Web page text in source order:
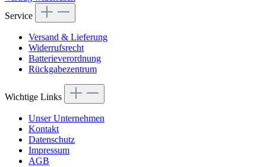
Service
Versand & Lieferung
Widerrufsrecht
Batterieverordnung
Rückgabezentrum
Wichtige Links
Unser Unternehmen
Kontakt
Datenschutz
Impressum
AGB